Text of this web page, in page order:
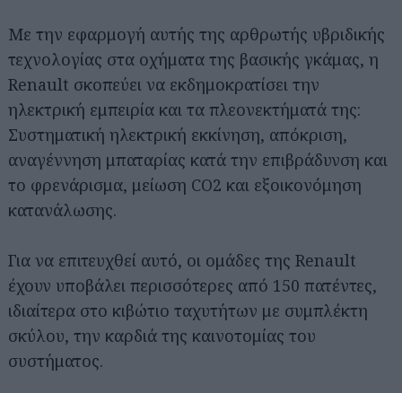
Με την εφαρμογή αυτής της αρθρωτής υβριδικής
τεχνολογίας στα οχήματα της βασικής γκάμας, η
Renault σκοπεύει να εκδημοκρατίσει την
ηλεκτρική εμπειρία και τα πλεονεκτήματά της:
Συστηματική ηλεκτρική εκκίνηση, απόκριση,
αναγέννηση μπαταρίας κατά την επιβράδυνση και
το φρενάρισμα, μείωση CO2 και εξοικονόμηση
κατανάλωσης.
Για να επιτευχθεί αυτό, οι ομάδες της Renault
έχουν υποβάλει περισσότερες από 150 πατέντες,
ιδιαίτερα στο κιβώτιο ταχυτήτων με συμπλέκτη
σκύλου, την καρδιά της καινοτομίας του
συστήματος.